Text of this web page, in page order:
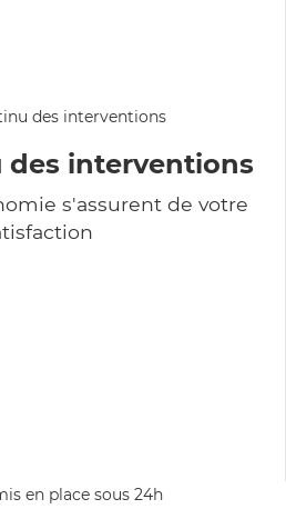
des interventions
s'assurent de votre